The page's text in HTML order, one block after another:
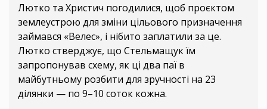
Лютко та Христич погодилися, щоб проєктом
землеустрою для зміни цільового призначення
займався «Велес», і нібито заплатили за це.
Лютко стверджує, що Стельмащук їм
запропонував схему, як ці два паї в
майбутньому розбити для зручності на 23
ділянки — по 9–10 соток кожна.